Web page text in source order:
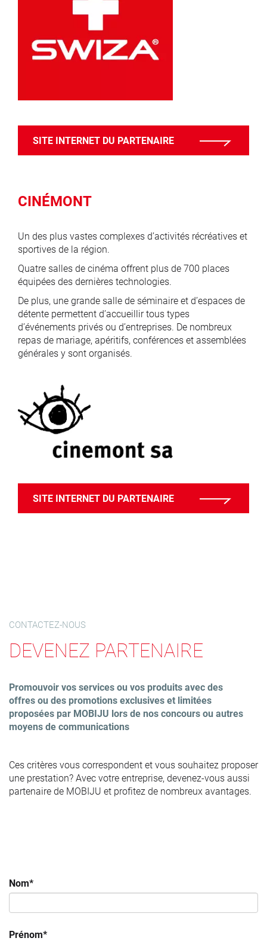
SITE INTERNET DU PARTENAIRE
CINÉMONT
Un des plus vastes complexes d’activités récréatives et
sportives de la région.
Quatre salles de cinéma offrent plus de 700 places
équipées des dernières technologies.
De plus, une grande salle de séminaire et d’espaces de
détente permettent d’accueillir tous types
d’événements privés ou d’entreprises. De nombreux
repas de mariage, apéritifs, conférences et assemblées
générales y sont organisés.
SITE INTERNET DU PARTENAIRE
CONTACTEZ-NOUS
DEVENEZ PARTENAIRE
Promouvoir vos services ou vos produits avec des
offres ou des promotions exclusives et limitées
proposées par MOBIJU lors de nos concours ou autres
moyens de communications
Ces critères vous correspondent et vous souhaitez proposer
une prestation? Avec votre entreprise, devenez-vous aussi
partenaire de MOBIJU et profitez de nombreux avantages.
Nom*
Prénom*